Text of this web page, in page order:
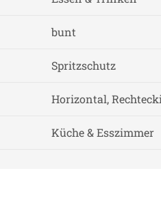
bunt
Spritzschutz
Horizontal,
Küche & Esszimmer